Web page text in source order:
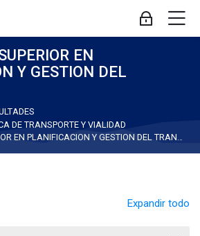
Acceder
EN
Y GESTION DEL
DE TRANSPORTE Y VIALIDAD
TECNOLOGÍA SUPERIOR EN PLANIFICACIÓN Y GESTION DEL TRANSITO
Expandir todo